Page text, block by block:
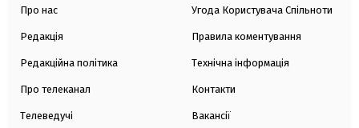
Про нас
Редакція
Редакційна політика
Про телеканал
Телеведучі
Угода Користувача Спільноти
Правила коментування
Технічна інформація
Контакти
Вакансії